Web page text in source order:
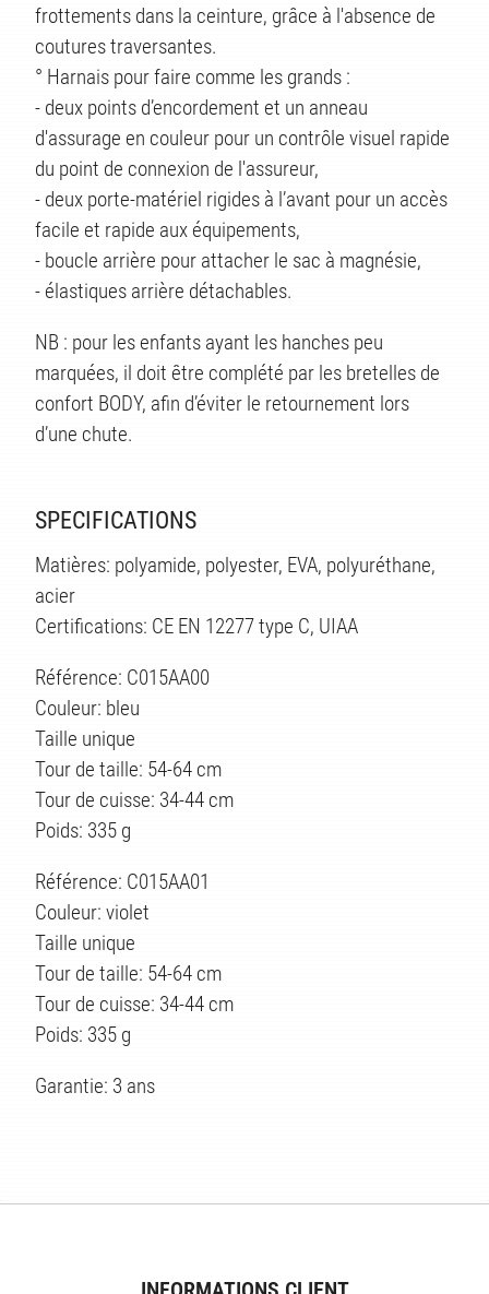
frottements dans la ceinture, grâce à l'absence de
coutures traversantes.
° Harnais pour faire comme les grands :
- deux points d’encordement et un anneau
d'assurage en couleur pour un contrôle visuel rapide
du point de connexion de l'assureur,
- deux porte-matériel rigides à l’avant pour un accès
facile et rapide aux équipements,
- boucle arrière pour attacher le sac à magnésie,
- élastiques arrière détachables.
NB : pour les enfants ayant les hanches peu
marquées, il doit être complété par les bretelles de
confort BODY, afin d’éviter le retournement lors
d’une chute.
SPECIFICATIONS
Matières: polyamide, polyester, EVA, polyuréthane,
acier
Certifications: CE EN 12277 type C, UIAA
Référence: C015AA00
Couleur: bleu
Taille unique
Tour de taille: 54-64 cm
Tour de cuisse: 34-44 cm
Poids: 335 g
Référence: C015AA01
Couleur: violet
Taille unique
Tour de taille: 54-64 cm
Tour de cuisse: 34-44 cm
Poids: 335 g
Garantie: 3 ans